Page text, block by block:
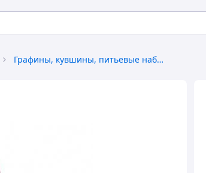
Графины, кувшины, питьевые наборы